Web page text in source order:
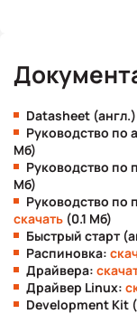
Datasheet
Руководство по
Мб)
Руководство по
Мб)
Руководство по
скачать (0.1 Мб)
Быстрый старт
Распиновка:
Драйвера:
Драйвер Linux:
Development Kit